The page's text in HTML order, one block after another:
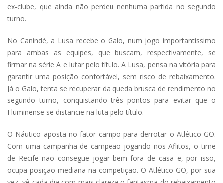
ex-clube, que ainda não perdeu nenhuma partida no segundo
turno.
No Canindé, a Lusa recebe o Galo, num jogo importantíssimo
para ambas as equipes, que buscam, respectivamente, se
firmar na série A e lutar pelo título. A Lusa, pensa na vitória para
garantir uma posição confortável, sem risco de rebaixamento.
Já o Galo, tenta se recuperar da queda brusca de rendimento no
segundo turno, conquistando três pontos para evitar que o
Fluminense se distancie na luta pelo título.
O Náutico aposta no fator campo para derrotar o Atlético-GO.
Com uma campanha de campeão jogando nos Aflitos, o time
de Recife não consegue jogar bem fora de casa e, por isso,
ocupa posição mediana na competição. O Atlético-GO, por sua